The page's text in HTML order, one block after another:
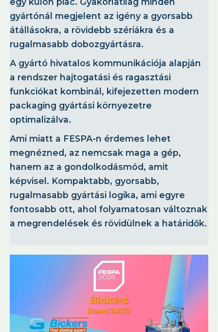
gyártónál megjelent az igény a gyorsabb
átállásokra, a rövidebb szériákra és a
rugalmasabb dobozgyártásra.
A gyártó hivatalos kommunikációja alapján
a rendszer hajtogatási és ragasztási
funkciókat kombinál, kifejezetten modern
packaging gyártási környezetre
optimalizálva.
Ami miatt a FESPA-n érdemes lehet
megnézned, az nemcsak maga a gép,
hanem az a gondolkodásmód, amit
képvisel. Kompaktabb, gyorsabb,
rugalmasabb gyártási logika, ami egyre
fontosabb ott, ahol folyamatosan változnak
a megrendelések és rövidülnek a határidők.